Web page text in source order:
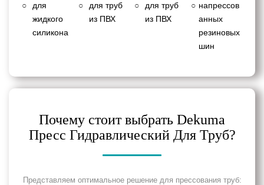
○
для
жидкого
силикона
○
для труб
из ПВХ
○
для труб
из ПВХ
○ напрессов
анных
резиновых
шин
Почему стоит выбрать Dekuma
Пресс Гидравлический Для Труб?
Представляем оптимальное решение для прессования труб: